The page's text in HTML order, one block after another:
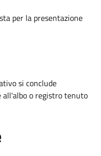
per la presentazione
si conclude
o registro tenuto